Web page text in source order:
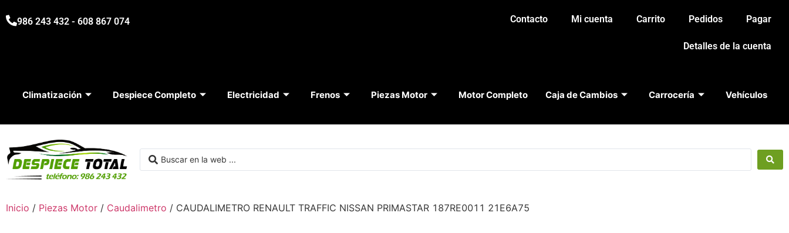
986 243 432 - 608 867 074 Contacto Mi cuenta Carrito Pedidos Pagar
Detalles de la cuenta
Climatización Despiece Completo Electricidad Frenos Piezas Motor Motor Completo Caja de Cambios Carrocería Vehículos
Inicio / Piezas Motor / Caudalimetro / CAUDALIMETRO RENAULT TRAFFIC NISSAN PRIMASTAR 187RE0011 21E6A75